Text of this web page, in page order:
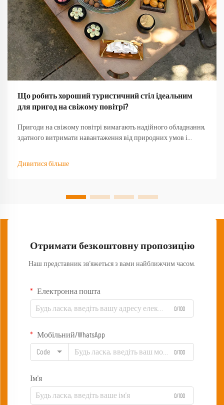
Що робить хороший туристичний стіл ідеальним
для пригод на свіжому повітрі?
Пригоди на свіжому повітрі вимагають надійного обладнання,
здатного витримати навантаження від природних умов і
успішного досвіду на природі, перетворюючи базовий
Дивитися більше
Отримати безкоштовну пропозицію
Наш представник зв'яжеться з вами найближчим часом.
Електронна пошта
0/100
Мобільний/WhatsApp
Code 0/100
Ім'я
0/100